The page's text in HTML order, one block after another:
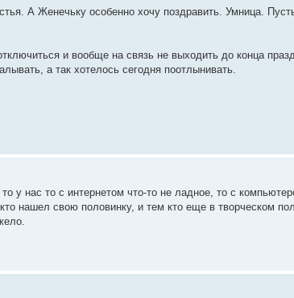
А Женечьку особенно хочу поздравить. Умница.
и вообще на связь не выходить до конца
а так хотелось сегодня поотлынивать.
у нас то с интернетом что-то не ладное, то с
нашел свою половинку, и тем кто еще в творческом